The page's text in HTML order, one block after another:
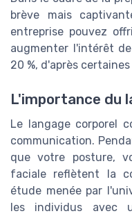
brève mais
entreprise pouvez
augmenter l'intérêt
20 %, d'après
L'importance du
Le langage corporel
communication.
que votre posture,
faciale reflètent la
étude menée par
les individus avec